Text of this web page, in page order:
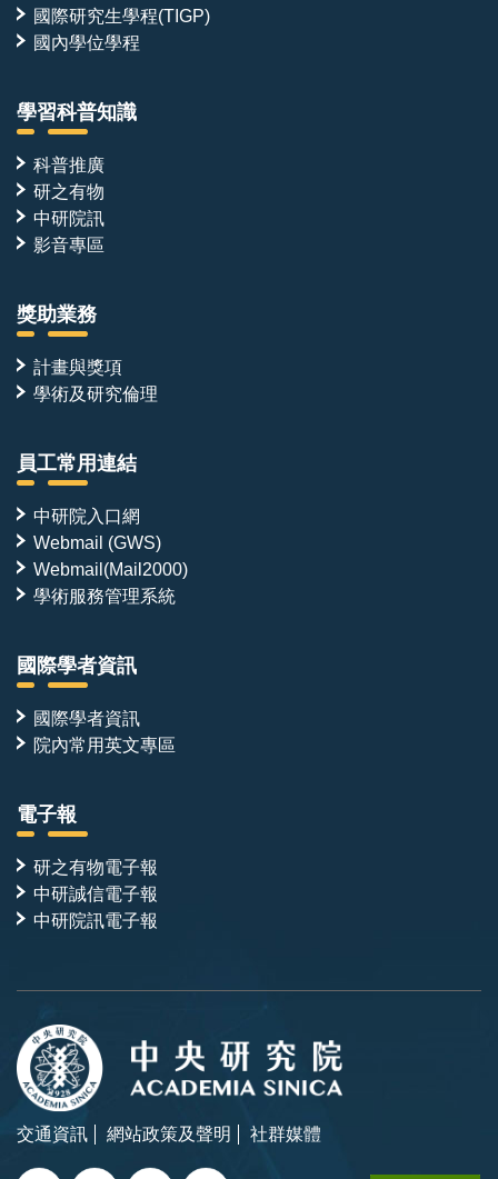
國際研究生學程(TIGP)
國內學位學程
學習科普知識
科普推廣
研之有物
中研院訊
影音專區
獎助業務
計畫與獎項
學術及研究倫理
員工常用連結
中研院入口網
Webmail (GWS)
Webmail(Mail2000)
學術服務管理系統
國際學者資訊
國際學者資訊
院內常用英文專區
電子報
研之有物電子報
中研誠信電子報
中研院訊電子報
交通資訊 網站政策及聲明 社群媒體